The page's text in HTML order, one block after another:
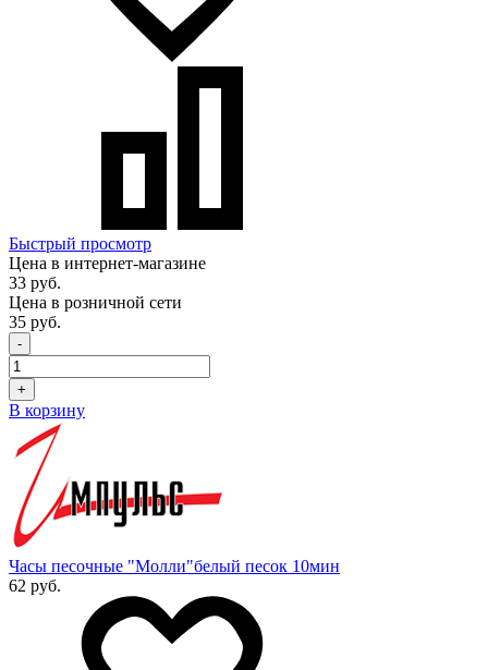
Быстрый просмотр
Цена в интернет-магазине
33 руб.
Цена в розничной сети
35 руб.
-
+
В корзину
Часы песочные "Молли"белый песок 10мин
62 руб.